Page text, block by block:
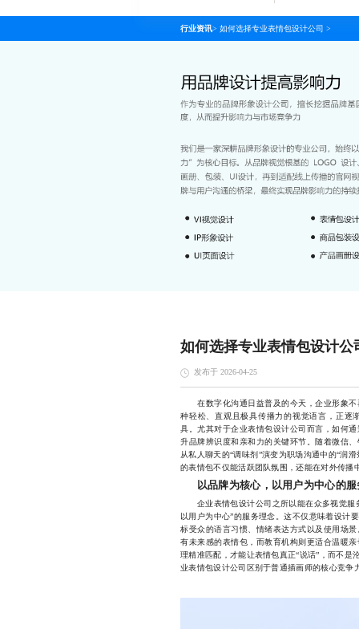
行业资讯> 如何选择专业表情包设计公司 >
如何选择专业表情包设计公
发布于 2026-04-25
在数字化沟通日益普及的今天，企业形象不
种轻松、直观且极具传播力的视觉语言，正逐
具。尤其对于企业表情包设计公司而言，如何
升品牌辨识度和亲和力的关键环节。随着微信
从私人聊天的“调味剂”演变为职场沟通中的“润
的表情包不仅能活跃团队氛围，还能在对外传播
以品牌为核心，以用户为中心的
企业表情包设计公司之所以能在众多视觉服
以用户为中心”的服务理念。这不仅意味着设计
标受众的语言习惯、情绪表达方式以及使用场
有未来感的表情包，而教育机构则更适合温暖
理精准匹配，才能让表情包真正“说话”，而不
业表情包设计公司区别于普通插画师的核心竞争